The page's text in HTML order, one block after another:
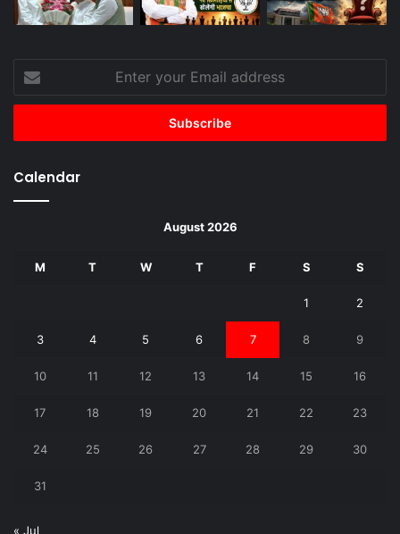
your
Email
Calendar
August 2026
M T W T F S S
1 2
3 4 5 6 7 8 9
10 11 12 13 14 15 16
17 18 19 20 21 22 23
24 25 26 27 28 29 30
31
« Jul